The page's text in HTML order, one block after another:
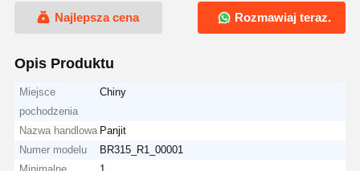
Najlepsza cena Rozmawiaj teraz.
Opis Produktu
Miejsce
pochodzenia
Chiny
Nazwa handlowa Panjit
Numer modelu
BR315_R1_00001